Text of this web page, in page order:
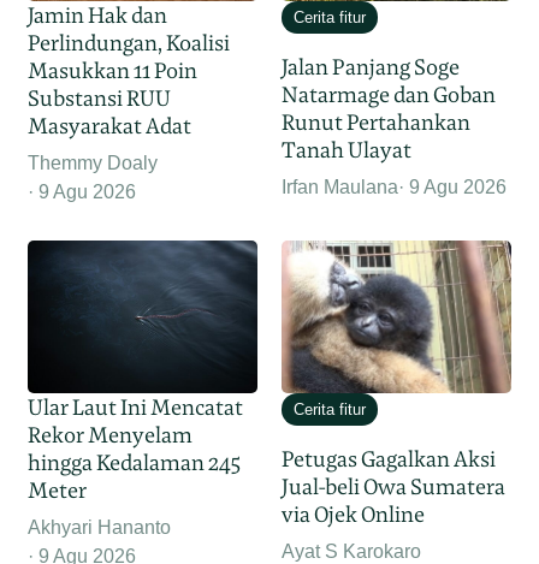
Jamin Hak dan
Perlindungan, Koalisi
Masukkan 11 Poin
Substansi RUU
Masyarakat Adat
Themmy Doaly
9 Agu 2026
Cerita fitur
Jalan Panjang Soge
Natarmage dan Goban
Runut Pertahankan
Tanah Ulayat
Irfan Maulana 9 Agu 2026
Ular Laut Ini Mencatat
Rekor Menyelam
hingga Kedalaman 245
Meter
Akhyari Hananto
9 Agu 2026
Cerita fitur
Petugas Gagalkan Aksi
Jual-beli Owa Sumatera
via Ojek Online
Ayat S Karokaro